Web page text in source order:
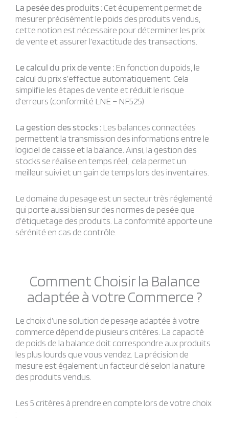
La pesée des produits :Cet équipement permet de
mesurer précisément le poids des produits vendus,
cette notion est nécessaire pour déterminer les prix
de vente et assurer l’exactitude des transactions.
Le calcul du prix de vente : En fonction du poids, le
calcul du prix s’effectue automatiquement. Cela
simplifie les étapes de vente et réduit le risque
d’erreurs (conformité LNE – NF525)
La gestion des stocks : Les balances connectées
permettent la transmission des informations entre le
logiciel de caisse et la balance. Ainsi, la gestion des
stocks se réalise en temps réel, cela permet un
meilleur suivi et un gain de temps lors des inventaires.
Le domaine du pesage est un secteur très réglementé
qui porte aussi bien sur des normes de pesée que
d’étiquetage des produits. La conformité apporte une
sérénité en cas de contrôle.
Comment Choisir la Balance
adaptée à votre Commerce ?
Le choix d’une solution de pesage adaptée à votre
commerce dépend de plusieurs critères. La capacité
de poids de la balance doit correspondre aux produits
les plus lourds que vous vendez. La précision de
mesure est également un facteur clé selon la nature
des produits vendus.
Les 5 critères à prendre en compte lors de votre choix
: